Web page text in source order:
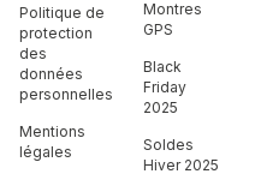
Politique de
protection
des
données
personnelles
Mentions
légales
Montres
GPS
Black
Friday
2025
Soldes
Hiver 2025